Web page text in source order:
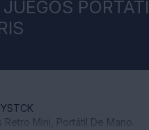
Mini, Portátil De Mano.